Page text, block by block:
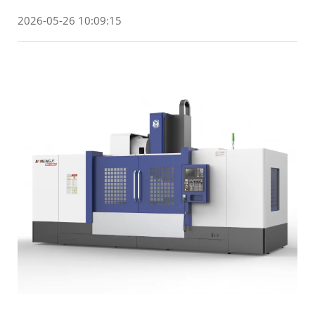
Laai af
2026-05-26 10:09:15